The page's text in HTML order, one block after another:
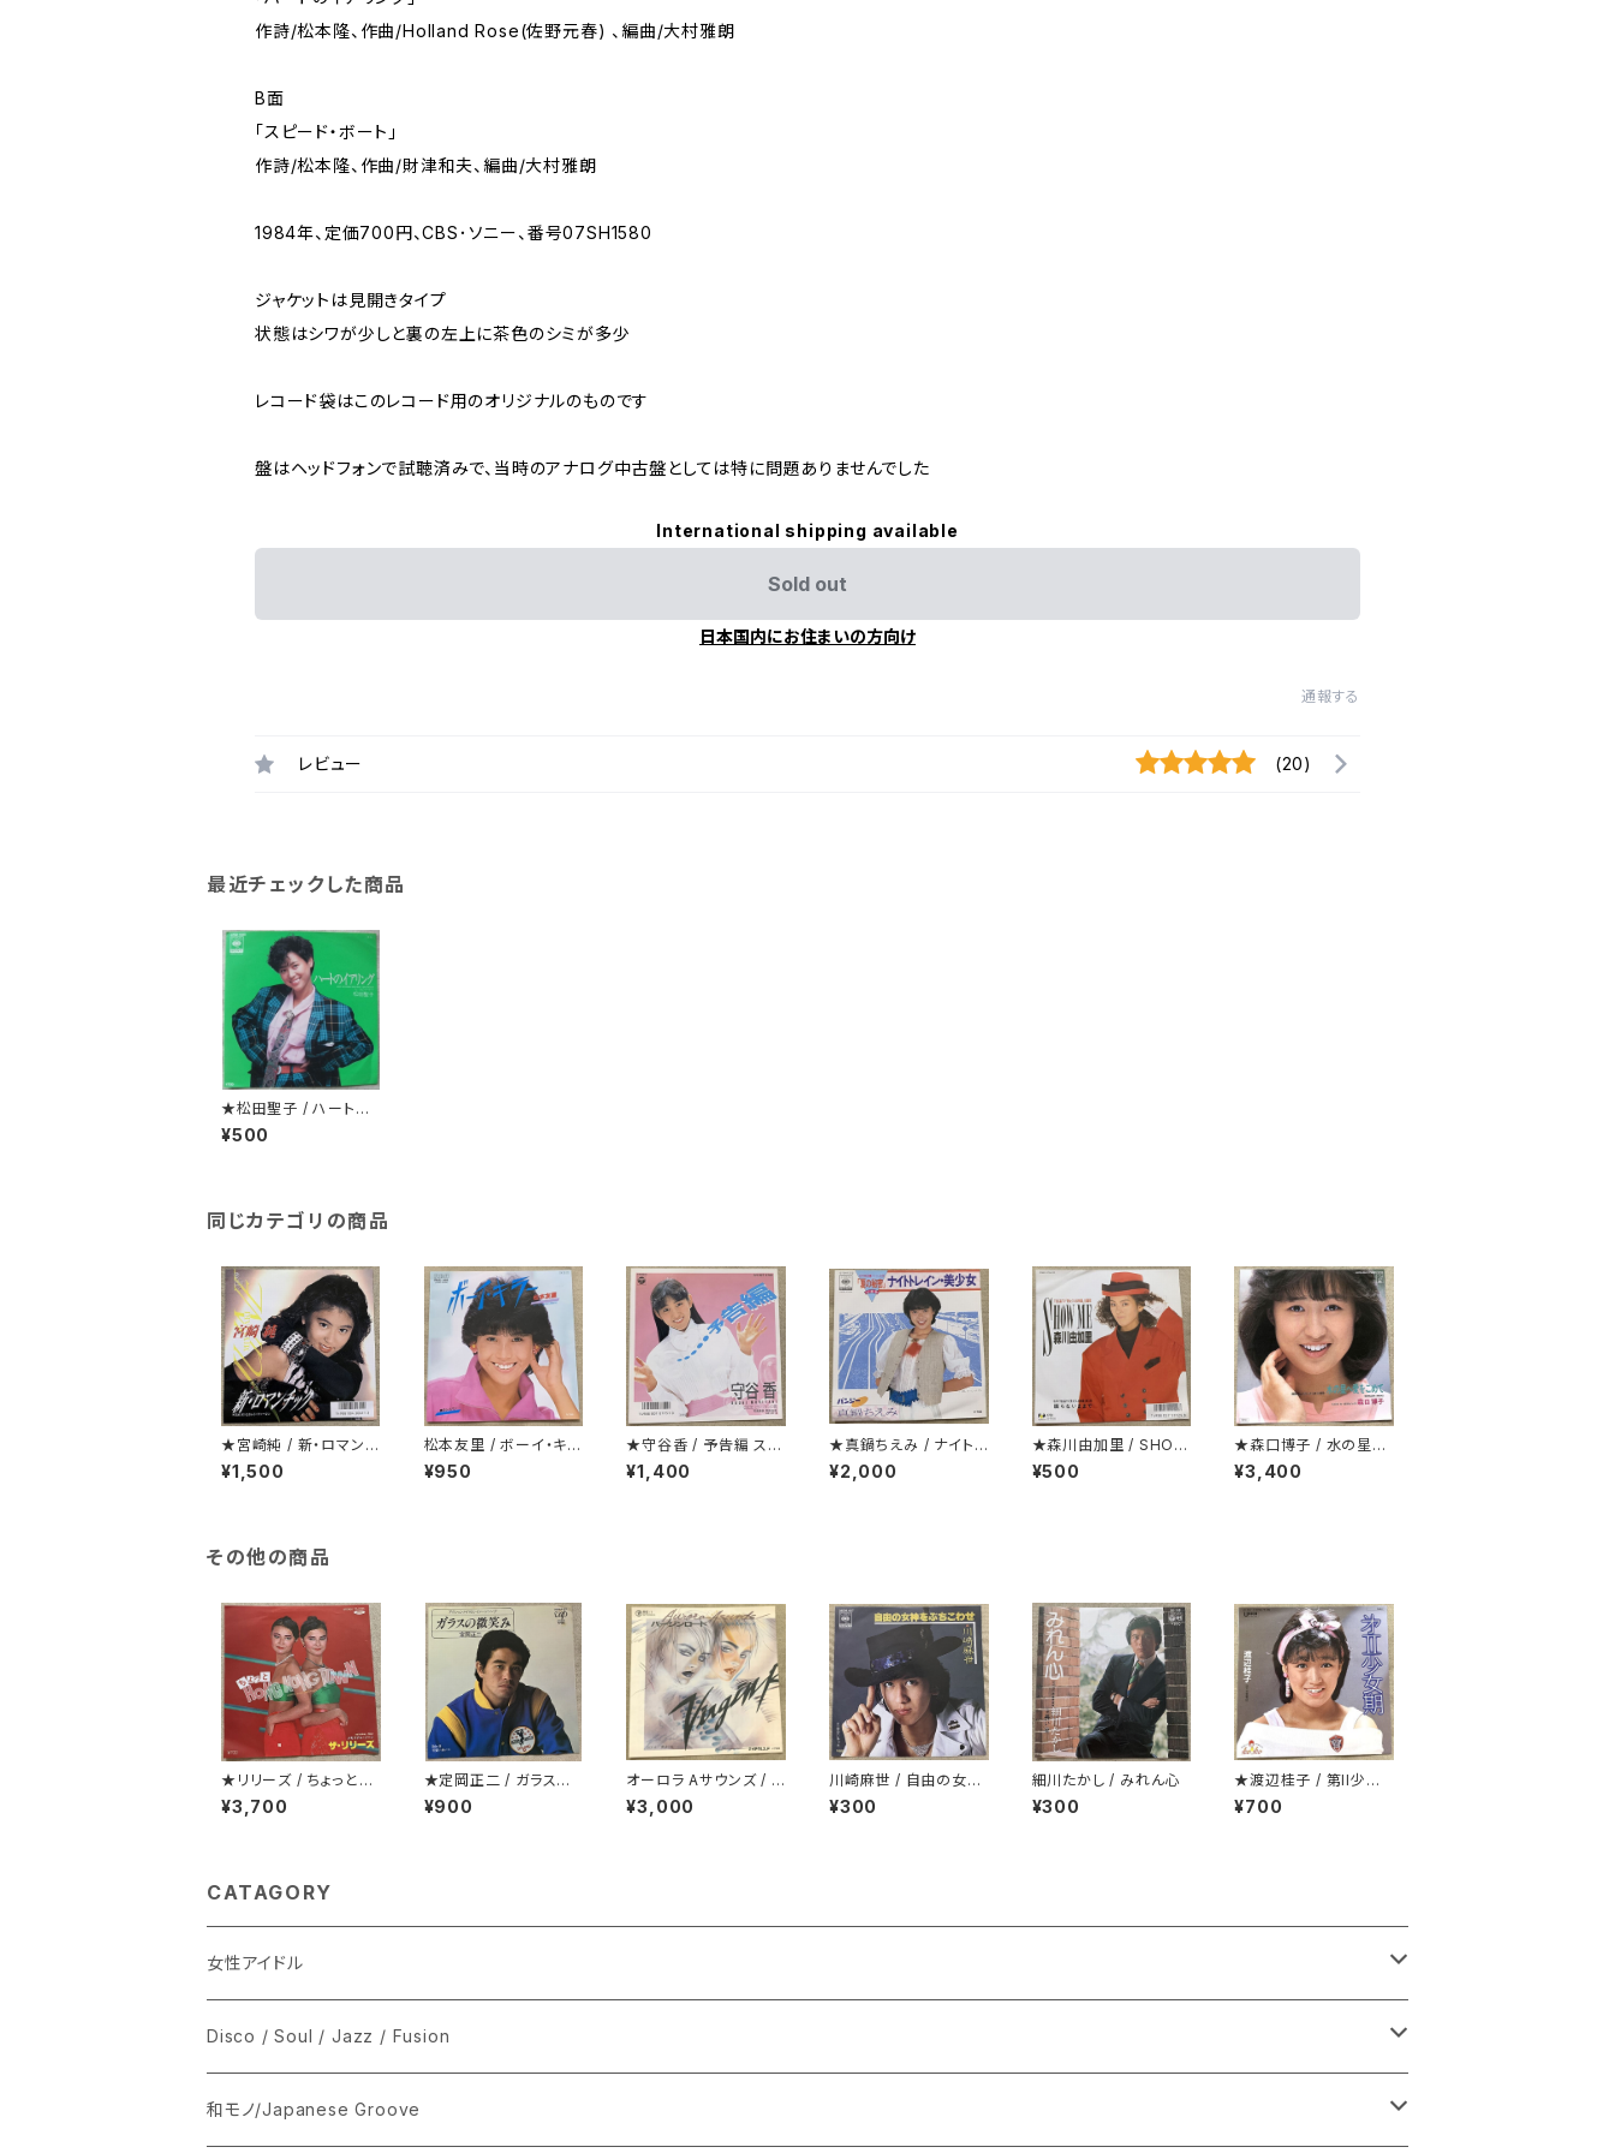
作詩/松本隆、作曲/Holland Rose(佐野元春) 、編曲/大村雅朗
B面
「スピード・ボート」
作詩/松本隆、作曲/財津和夫、編曲/大村雅朗
1984年、定価700円、CBS･ソニー、番号07SH1580
ジャケットは見開きタイプ
状態はシワが少しと裏の左上に茶色のシミが多少
レコード袋はこのレコード用のオリジナルのものです
盤はヘッドフォンで試聴済みで、当時のアナログ中古盤としては特に問題ありませんでした
International shipping available
Sold out
日本国内にお住まいの方向け
通報する
レビュー (20)
最近チェックした商品
★松田聖子 / ハートの
イアリング
¥500
同じカテゴリの商品
★宮崎純 / 新・ロマンチ
ック
¥1,500
松本友里 / ボーイ・キラ
ー
¥950
★守谷香 / 予告編 ステ
ッカー付
¥1,400
★真鍋ちえみ / ナイトレ
イン・美少女 プロモ
¥2,000
★森川由加里 / SHOW
ME
¥500
★森口博子 / 水の星へ
愛をこめて
¥3,400
その他の商品
★リリーズ / ちょっとH
ONG KONG TOWN
¥3,700
★定岡正二 / ガラスの
微笑み
¥900
オーロラ Aサウンズ / バ
ージンロード
¥3,000
川崎麻世 / 自由の女神
をぶちこわせ
¥300
細川たかし / みれん心
¥300
★渡辺桂子 / 第II少女
期
¥700
CATAGORY
女性アイドル
シングル盤
あ行
LP
Disco / Soul / Jazz / Fusion
シングル盤
和モノ/Japanese Groove